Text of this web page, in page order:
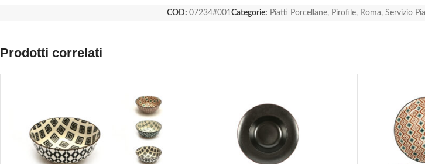
COD: 07234#001Categorie: Piatti Porcellane, Pirofile, Roma, Servizio
Prodotti correlati